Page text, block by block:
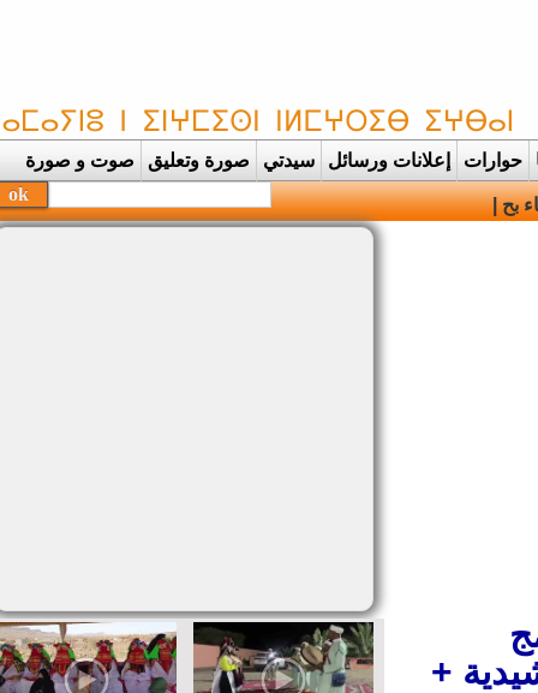
حوارات إعلانات ورسائل سيدتي صورة وتعليق صوت و صورة
القرآن الكريم
+